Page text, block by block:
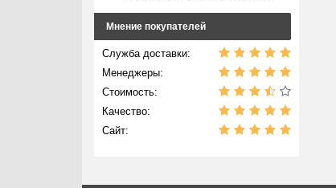
Мнение покупателей
Служба доставки:
Менеджеры:
Стоимость:
Качество:
Сайт: